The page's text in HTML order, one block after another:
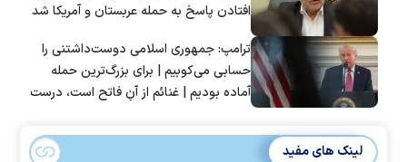
افتادن پاسخ به حمله عربستان و آمریکا شد
ترامپ: جمهوری اسلامی دوست‌داشتنی را
حسابی می‌کوبیم | برای بزرگ‌ترین حمله
آماده بودیم | غنائم از آنِ فاتح است، درست
لینک های مفید